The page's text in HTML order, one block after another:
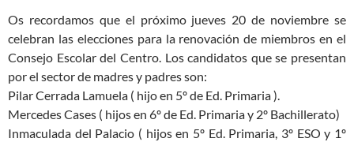
Os recordamos que el próximo jueves 20 de noviembre se
celebran las elecciones para la renovación de miembros en el
Consejo Escolar del Centro. Los candidatos que se presentan
por el sector de madres y padres son:
Pilar Cerrada Lamuela ( hijo en 5º de Ed. Primaria ).
Mercedes Cases ( hijos en 6º de Ed. Primaria y 2º Bachillerato)
Inmaculada del Palacio ( hijos en 5º Ed. Primaria, 3º ESO y 1º